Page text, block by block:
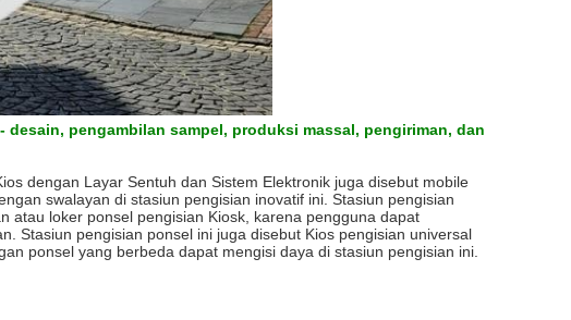
pengambilan sampel, produksi massal, pengiriman, dan
dengan Layar Sentuh dan Sistem Elektronik juga disebut mobile
swalayan di stasiun pengisian inovatif ini. Stasiun pengisian
atau loker ponsel pengisian Kiosk, karena pengguna dapat
Stasiun pengisian ponsel ini juga disebut Kios pengisian universal
ponsel yang berbeda dapat mengisi daya di stasiun pengisian ini.